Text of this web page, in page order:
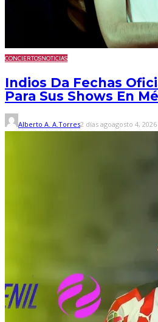
CONCIERTOSNOTICIAS
Indios Da Fechas
Para Sus Shows En
Alberto A. A.Torres2 días agoagosto 4, 2026